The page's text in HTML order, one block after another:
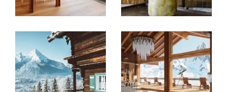
savoir-faire pour concrétiser vos projets
Que vous soyez à la recherche d'un
appartement, d'une maison, d'un chalet à
louer ou d'un terrain, notre équipe est là
pour vous guider. Nous comprenons